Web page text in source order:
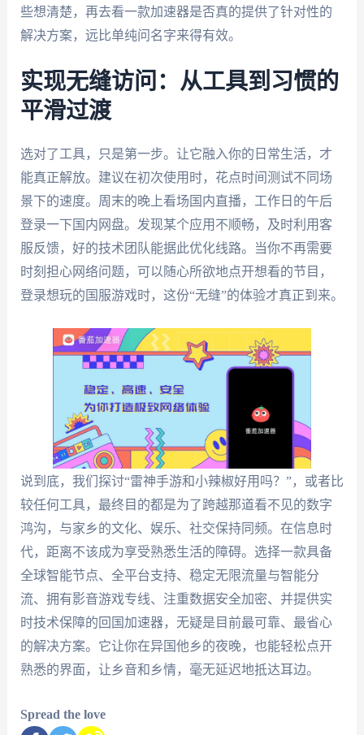
些想清楚，再去看一款加速器是否真的提供了针对性的
解决方案，远比单纯问名字来得有效。
实现无缝访问：从工具到习惯的
平滑过渡
选对了工具，只是第一步。让它融入你的日常生活，才
能真正解放。建议在初次使用时，花点时间测试不同场
景下的速度。周末的晚上看场国内直播，工作日的午后
登录一下国内网盘。发现某个应用不顺畅，及时利用客
服反馈，好的技术团队能据此优化线路。当你不再需要
时刻担心网络问题，可以随心所欲地点开想看的节目，
登录想玩的国服游戏时，这份“无缝”的体验才真正到来。
说到底，我们探讨“雷神手游和小辣椒好用吗？”，或者比
较任何工具，最终目的都是为了跨越那道看不见的数字
鸿沟，与家乡的文化、娱乐、社交保持同频。在信息时
代，距离不该成为享受熟悉生活的障碍。选择一款具备
全球智能节点、全平台支持、稳定无限流量与智能分
流、拥有影音游戏专线、注重数据安全加密、并提供实
时技术保障的回国加速器，无疑是目前最可靠、最省心
的解决方案。它让你在异国他乡的夜晚，也能轻松点开
熟悉的界面，让乡音和乡情，毫无延迟地抵达耳边。
Spread the love